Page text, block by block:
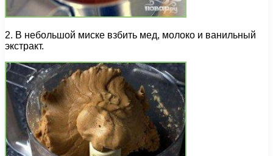
2. В небольшой миске взбить мед, молоко и ванильный
экстракт.